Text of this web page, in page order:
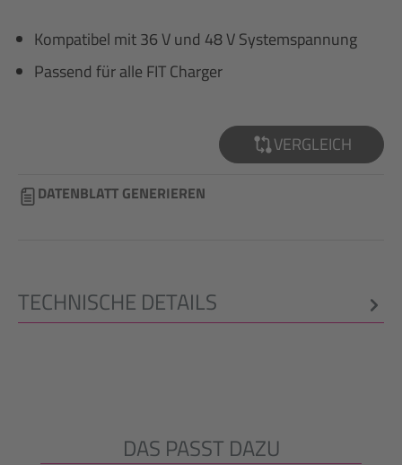
Kompatibel mit 36 V und 48 V Systemspannung
Passend für alle FIT Charger
VERGLEICH
DATENBLATT GENERIEREN
TECHNISCHE DETAILS
Produktgalerie überspringen
DAS PASST DAZU